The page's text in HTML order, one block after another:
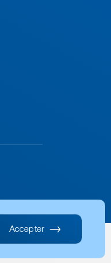
Intimité imprimer
Accepter